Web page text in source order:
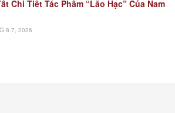
Chi Tiết Tác Phẩm “Lão Hạc” Của Nam
8 7, 2026